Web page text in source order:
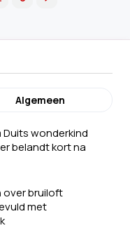
Algemeen
wonderkind
belandt kort na
over bruiloft
met